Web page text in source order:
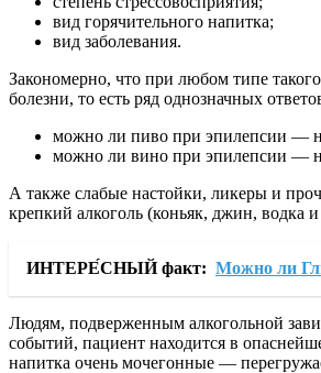
вид горячительного напитка;
вид заболевания.
Закономерно, что при любом типе
болезни, то есть ряд однозначных
можно ли пиво при эпилепсии —
можно ли вино при эпилепсии —
А также слабые настойки, ликеры и
крепкий алкоголь (коньяк, джин, водка
ИНТЕРЕ́СНЫЙ факт: Можно ли
Людям, подверженным алкогольной
событий, пациент находится в
напитка очень мочегонные —